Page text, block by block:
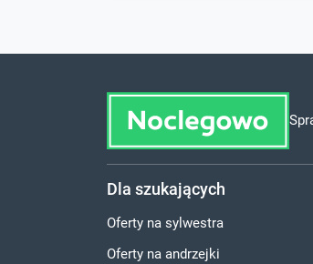
Dla szukających
Oferty na sylwestra
Oferty na andrzejki